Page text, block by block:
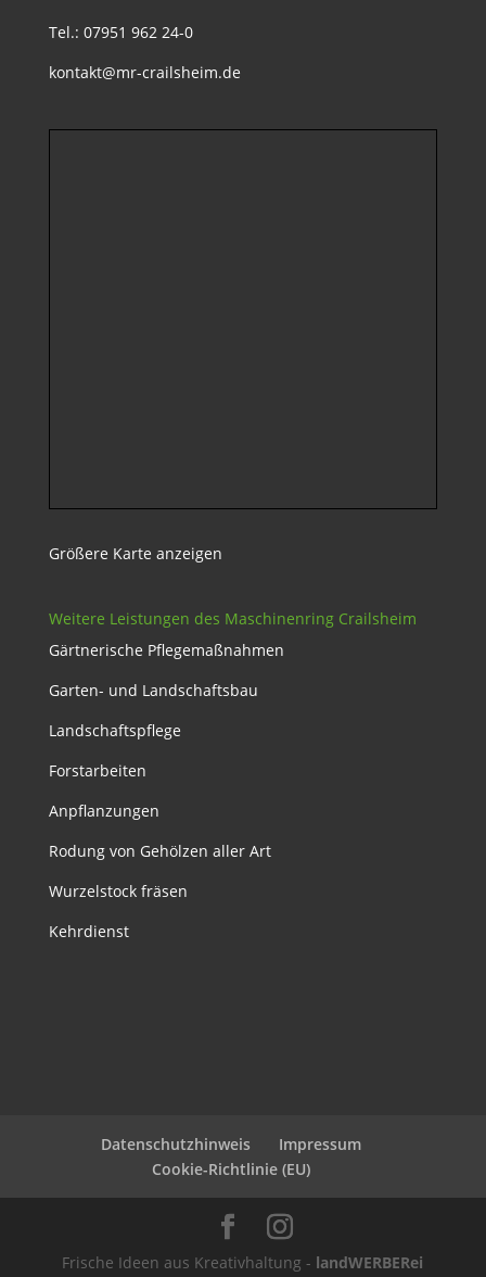
Tel.: 07951 962 24-0
kontakt@mr-crailsheim.de
Größere Karte anzeigen
Weitere Leistungen des Maschinenring Crailsheim
Gärtnerische Pflegemaßnahmen
Garten- und Landschaftsbau
Landschaftspflege
Forstarbeiten
Anpflanzungen
Rodung von Gehölzen aller Art
Wurzelstock fräsen
Kehrdienst
Datenschutzhinweis
Impressum
Cookie-Richtlinie (EU)
Frische Ideen aus Kreativhaltung - landWERBERei